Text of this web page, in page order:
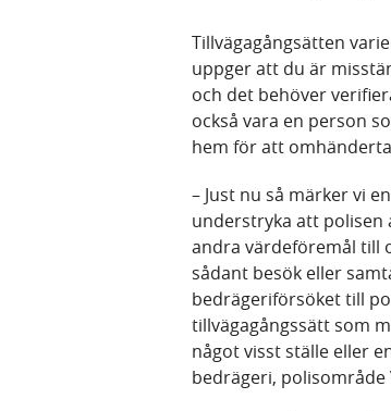
Tillvägagångsätten
uppger att du är
och det behöver
också vara en person
hem för att
– Just nu så märker vi
understryka att polisen
andra värdeföremål till
sådant besök eller
bedrägeriförsöket till
tillvägagångssätt som
något visst ställe eller
bedrägeri,